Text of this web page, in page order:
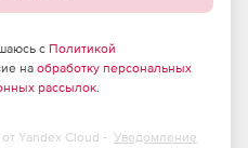
с Политикой
на обработку персональных
рассылок.
Yandex Cloud - Уведомление